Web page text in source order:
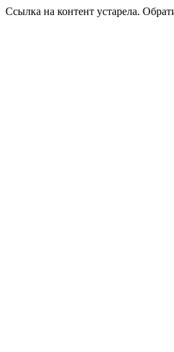
Ссылка на контент устарела.